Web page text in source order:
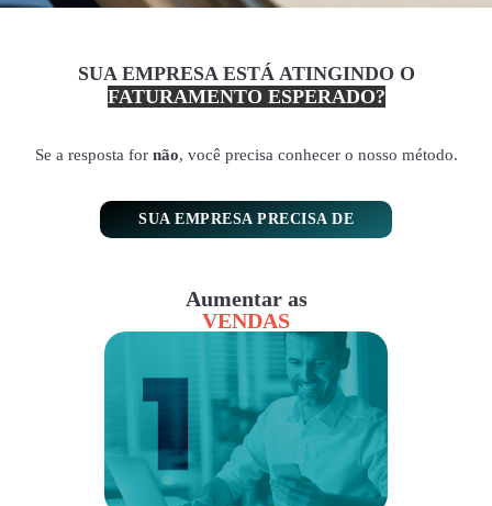
SUA EMPRESA ESTÁ ATINGINDO O
FATURAMENTO ESPERADO?
Se a resposta for não, você precisa conhecer o nosso método.
SUA EMPRESA PRECISA DE
Aumentar as
VENDAS